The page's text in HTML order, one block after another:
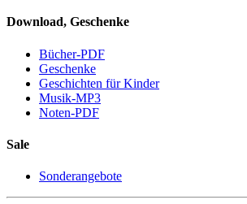
Download, Geschenke
Bücher-PDF
Geschenke
Geschichten für Kinder
Musik-MP3
Noten-PDF
Sale
Sonderangebote